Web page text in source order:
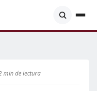
min de lectura